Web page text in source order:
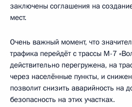
заключены соглашения на
мест.
Очень важный момент, что
трафика перейдёт с трассы М-7
действительно перегружена, на
через населённые пункты, и
позволит снизить аварийность на
безопасность на этих участках.